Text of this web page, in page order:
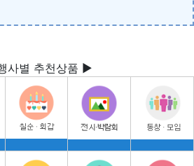
사별 추천상품 ▶